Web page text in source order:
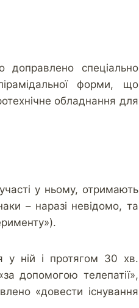
спеціально
форми, що
обладнання для
у ньому, отримають
– наразі невідомо, та
у ній і протягом 30 хв.
допомогою телепатії»,
«довести існування